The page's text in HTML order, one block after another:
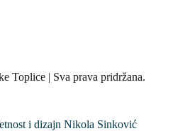
Toplice | Sva prava pridržana.
i dizajn Nikola Sinković